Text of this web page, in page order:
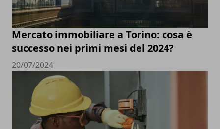
Mercato immobiliare a Torino: cosa è
successo nei primi mesi del 2024?
20/07/2024